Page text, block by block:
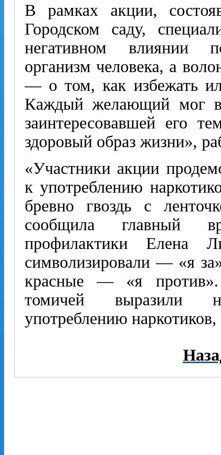
В рамках акции,
Городском саду,
негативном влиянии
организм человека, а
— о том, как избежать
Каждый желающий мог
заинтересовавшей его
здоровый образ жизни»,
«Участники акции
к употреблению
бревно гвоздь с
сообщила главный
профилактики Елена
символизировали — «я
красные — «я против».
томичей выразили
употреблению наркотиков,